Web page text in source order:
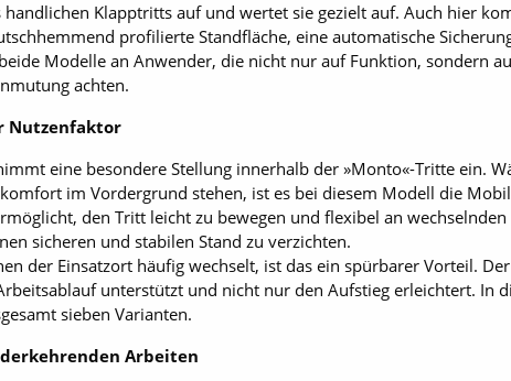
handlichen Klapptritts auf und wertet sie gezielt auf. Auch hier
profilierte Standfläche, eine automatische
Modelle an Anwender, die nicht nur auf Funktion, sondern
achten.
Nutzenfaktor
eine besondere Stellung innerhalb der »Monto«-Tritte ein.
im Vordergrund stehen, ist es bei diesem Modell die
den Tritt leicht zu bewegen und flexibel an
sicheren und stabilen Stand zu verzichten.
der Einsatzort häufig wechselt, ist das ein spürbarer Vorteil.
unterstützt und nicht nur den Aufstieg erleichtert. In
sieben Varianten.
Arbeiten